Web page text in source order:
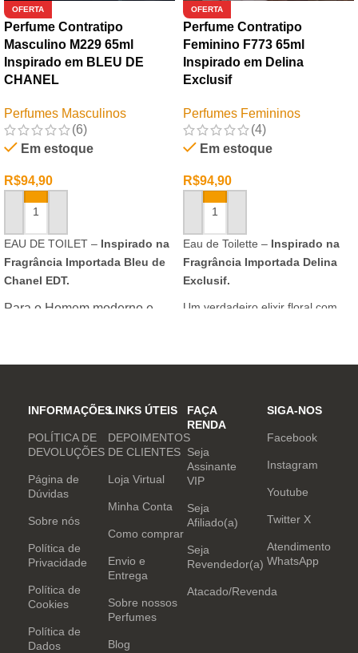
OFERTA
Perfume Contratipo
Masculino M229 65ml
Inspirado em BLEU DE
CHANEL
Perfumes Masculinos
(6)
Em estoque
R$94,90
ADICIONAR AO CARRINHO
EAU DE TOILET – Inspirado na
Fragrância Importada Bleu de
Chanel EDT.
Para o Homem moderno e
inovar sempre, provocando
e determinação.
OFERTA
Perfume Contratipo
Feminino F773 65ml
Inspirado em Delina
Exclusif
Perfumes Femininos
(4)
Em estoque
R$94,90
ADICIONAR AO CARRINHO
Eau de Toilette – Inspirado na
Fragrância Importada Delina
Exclusif.
Um verdadeiro elixir floral com
INFORMAÇÕES
POLÍTICA DE
DEVOLUÇÕES
Página de
Dúvidas
Sobre nós
Política de
Privacidade
Política de
Cookies
Política de
Dados
LINKS ÚTEIS
DEPOIMENTOS
DE CLIENTES
Loja Virtual
Minha Conta
Como comprar
Envio e
Entrega
Sobre nossos
Perfumes
Blog
FAÇA
RENDA
Seja
Assinante
VIP
Seja
Afiliado(a)
Seja
Revendedor(a)
Atacado/Revenda
SIGA-NOS
Facebook
Instagram
Youtube
Twitter X
Atendimento
WhatsApp